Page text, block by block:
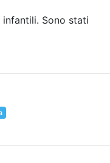
Sono stati